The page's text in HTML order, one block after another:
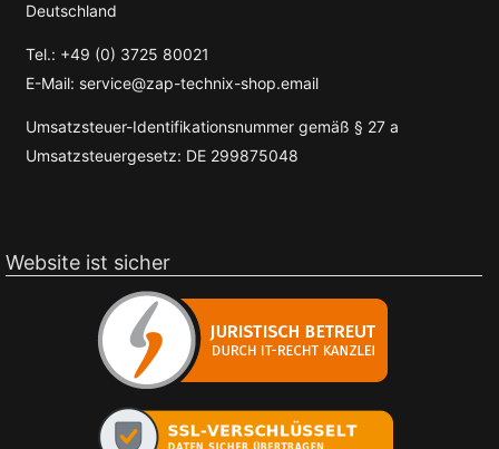
Deutschland
Tel.: +49 (0) 3725 80021
E-Mail: service@zap-technix-shop.email
Umsatzsteuer-Identifikationsnummer gemäß § 27 a
Umsatzsteuergesetz: DE 299875048
Website ist sicher